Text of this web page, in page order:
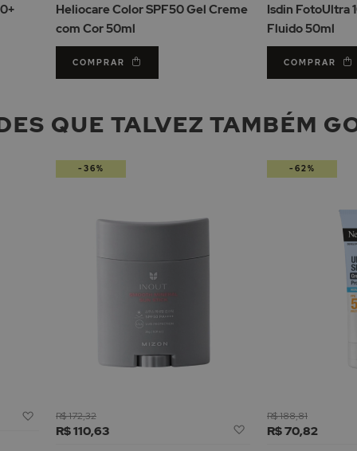
Desejos
Desejos
Heliocare Color SPF50 Gel Creme
com Cor 50ml
COMPRAR
Isdin FotoUltra
Fluido 50ml
COMPRAR
QUE TALVEZ TAMBÉM
Adicionar
R$ 110,63
R$ 172,32
Adicionar
-36%
R$ 70,82
R$ 188,81
-62%